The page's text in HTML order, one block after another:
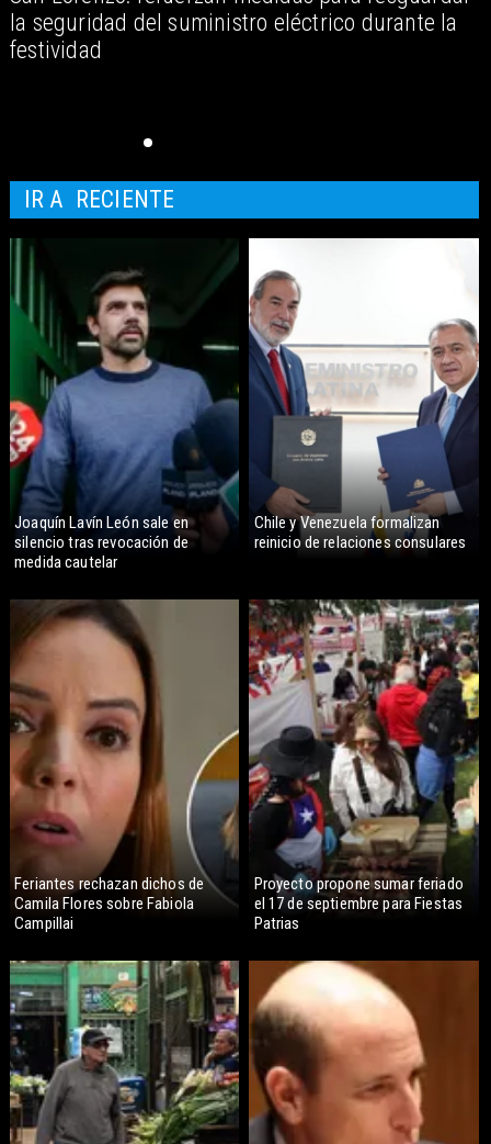
la seguridad del suministro eléctrico durante la
festividad
Joaquín Lavín León sale en
silencio tras revocación de
medida cautelar
Chile y Venezuela formalizan
reinicio de relaciones consulares
Feriantes rechazan dichos de
Camila Flores sobre Fabiola
Campillai
Proyecto propone sumar feriado
el 17 de septiembre para Fiestas
Patrias
IR A RECIENTE